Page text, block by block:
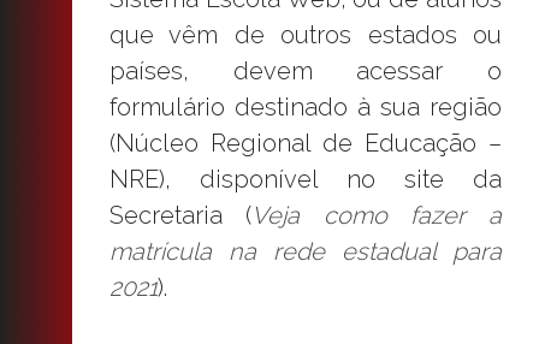
que vêm de outros estados ou
países, devem acessar o
formulário destinado à sua região
(Núcleo Regional de Educação –
NRE), disponível no site da
Secretaria (Veja como fazer a
matrícula na rede estadual para
2021).